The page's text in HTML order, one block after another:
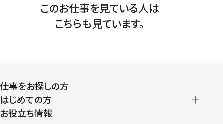
このお仕事を見ている人は
こちらも見ています。
仕事をお探しの方
はじめての方
お役立ち情報